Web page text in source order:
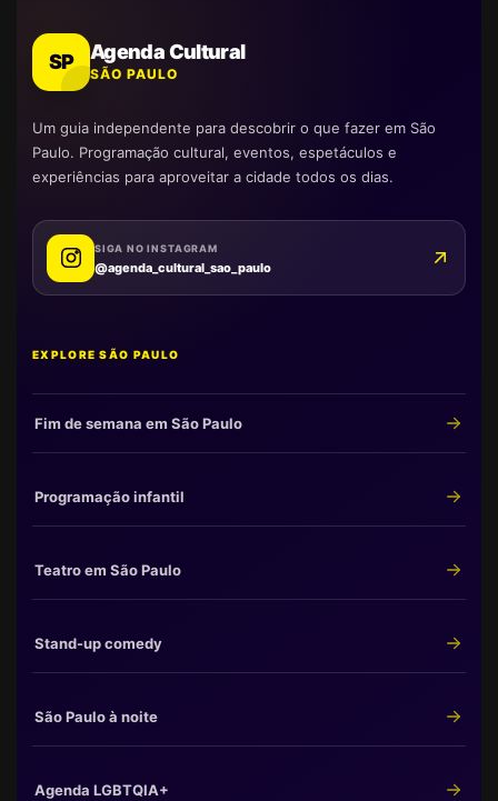
SP Agenda Cultural
SÃO PAULO
Um guia independente para descobrir o que fazer em São
Paulo. Programação cultural, eventos, espetáculos e
experiências para aproveitar a cidade todos os dias.
SIGA NO INSTAGRAM
@agenda_cultural_sao_paulo
EXPLORE SÃO PAULO
Fim de semana em São Paulo
Programação infantil
Teatro em São Paulo
Stand-up comedy
São Paulo à noite
Agenda LGBTQIA+